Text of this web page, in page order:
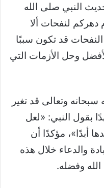
النبي صلى الله
لنفحات ألا
قد تكون سببًا
وحل الأزمات التي
وتعالى قد تغير
بقول النبي: «لعل
أبدًا»، مؤكدًا أن
والدعاء خلال هذه
وفضله.